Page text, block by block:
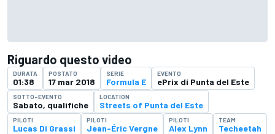
Riguardo questo video
DURATA
01:38
POSTATO
17 mar 2018
SERIE
Formula E
EVENTO
ePrix di Punta del Este
SOTTO-EVENTO
Sabato, qualifiche
LOCATION
Streets of Punta del Este
PILOTI
Lucas Di Grassi
PILOTI
Jean-Éric Vergne
PILOTI
Alex Lynn
TEAM
Techeetah